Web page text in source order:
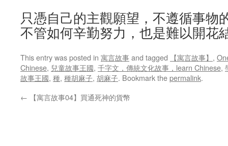
只憑自己的主觀願望，不遵循事物
不管如何辛勤努力，也是難以開花
This entry was posted in 寓言故事and tagged 【寓言故事】 ,
Chinese, 兒童故事王國, 千字文，傳統文化故事，learn Chinese,
故事王國, 種, 種胡麻子, 胡麻子. Bookmark thepermalink.
← 【寓言故事04】買通死神的貨幣